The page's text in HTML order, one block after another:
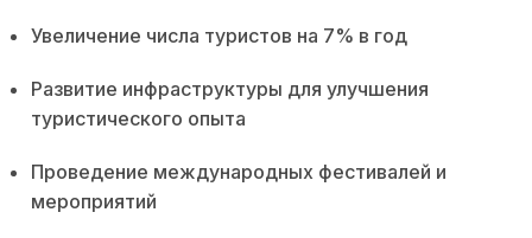
Увеличение числа туристов на 7% в год
Развитие инфраструктуры для улучшения
туристического опыта
Проведение международных фестивалей и
мероприятий